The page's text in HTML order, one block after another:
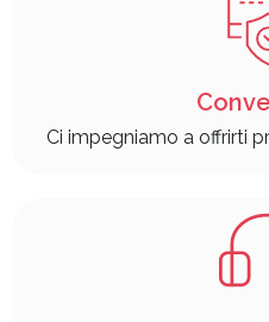
Ci impegniamo a offrirti